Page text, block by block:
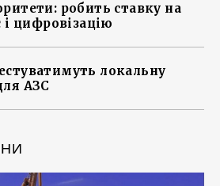
робить ставку на
і цифровізацію
локальну
АЗС